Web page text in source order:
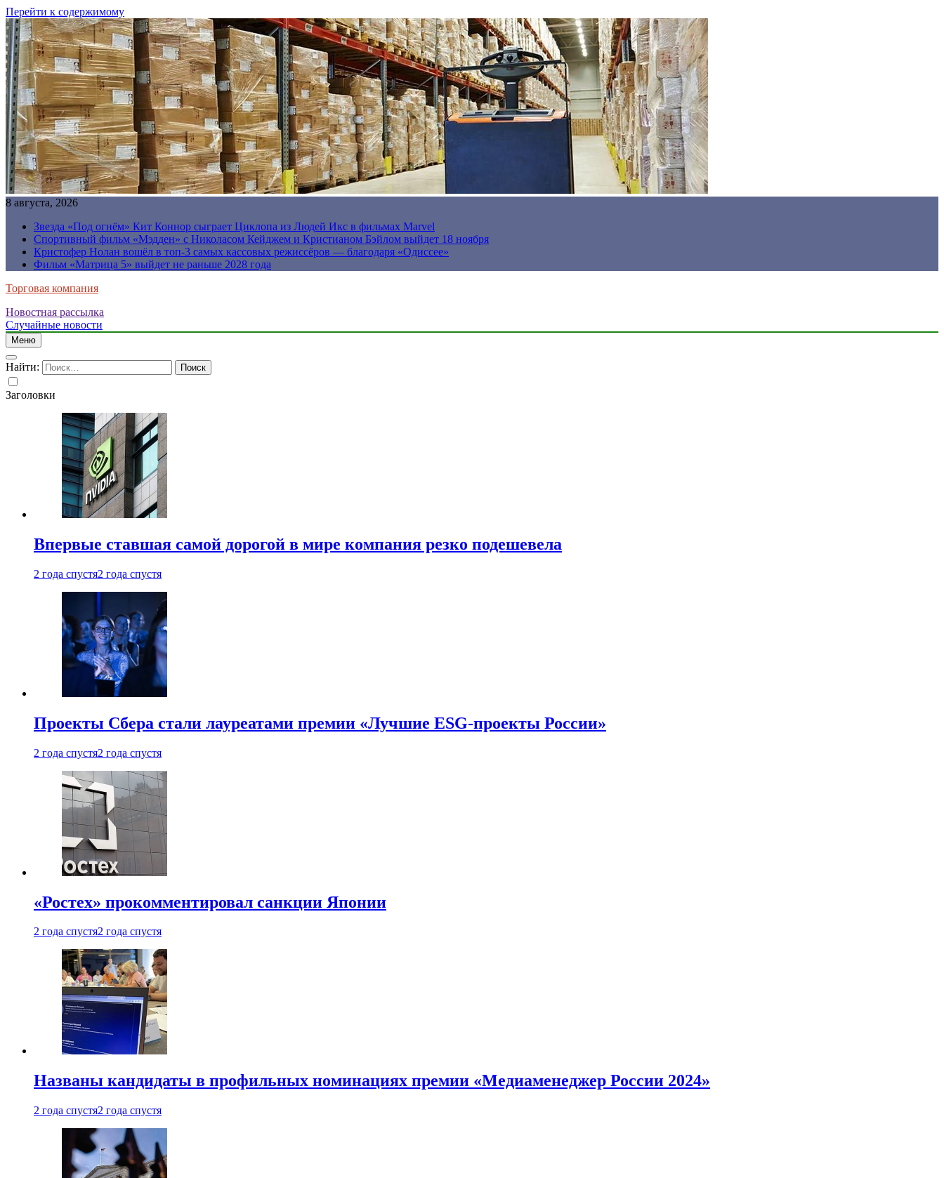
Перейти к содержимому
8 августа, 2026
Звезда «Под огнём» Кит Коннор сыграет Циклопа из Людей Икс в фильмах Marvel
Спортивный фильм «Мэдден» с Николасом Кейджем и Кристианом Бэйлом выйдет 18 ноября
Кристофер Нолан вошёл в топ-3 самых кассовых режиссёров — благодаря «Одиссее»
Фильм «Матрица 5» выйдет не раньше 2028 года
Торговая компания
Новостная рассылка
Случайные новости
Меню
Найти:
Заголовки
Впервые ставшая самой дорогой в мире компания резко подешевела
2 года спустя2 года спустя
Проекты Сбера стали лауреатами премии «Лучшие ESG-проекты России»
2 года спустя2 года спустя
«Ростех» прокомментировал санкции Японии
2 года спустя2 года спустя
Названы кандидаты в профильных номинациях премии «Медиаменеджер России 2024»
2 года спустя2 года спустя